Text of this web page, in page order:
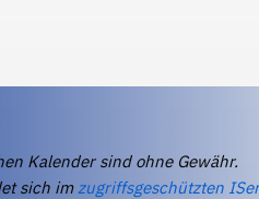
Kalender sind ohne Gewähr.
sich imzugriffsgeschützten